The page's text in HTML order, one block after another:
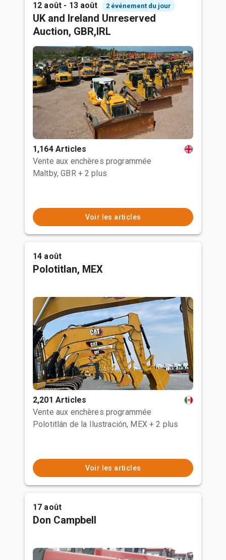
12 août - 13 août 2 événement du jour
UK and Ireland Unreserved
Auction, GBR,IRL
1,164 Articles
Vente aux enchères programmée
Maltby, GBR + 2 plus
Voir les articles
14 août
Polotitlan, MEX
2,201 Articles
Vente aux enchères programmée
Polotitlán de la Ilustración, MEX + 2 plus
Voir les articles
17 août
Don Campbell